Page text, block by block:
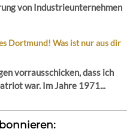
von Industrieunternehmen
Dortmund! Was ist nur aus dir
vorrausschicken, dass ich
war. Im Jahre 1971...